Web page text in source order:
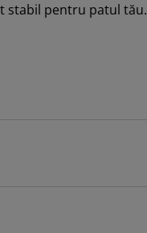
stabil pentru patul tău.